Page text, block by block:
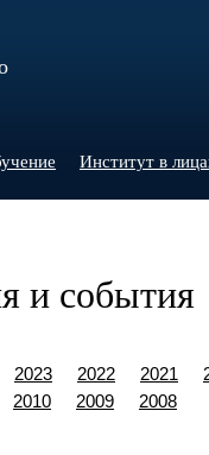
Институт в
и события
2023 2022 2021
2010 2009 2008